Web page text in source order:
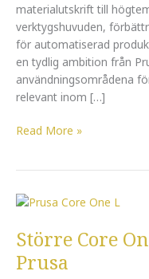
materialutskrift till
verktygshuvuden,
för automatiserad
en tydlig ambition från
användningsområdena
relevant inom […]
Read More »
Större Core
Prusa
Större
One-
printrar
från